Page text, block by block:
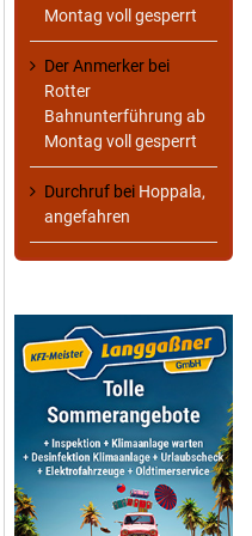
Montag voll gesperrt
Der Anmerker bei
Rotter
Bahnunterführung ab
Montag voll gesperrt
Durchruf bei Hoppala,
angefahren